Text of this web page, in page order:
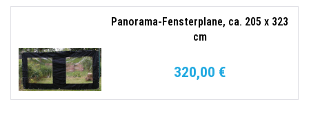
Panorama-Fensterplane, ca. 205 x 323
cm
320,00 €